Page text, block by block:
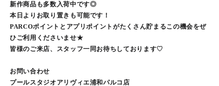
新作商品も多数入荷中です◎
本日よりお取り置きも可能です！
PARCOポイントとアプリポイントがたくさん貯まるこの機会をぜ
ひご利用くださいませ★
皆様のご来店、スタッフ一同お待ちしております♡
お問い合わせ
プールスタジオアリヴィエ浦和パルコ店